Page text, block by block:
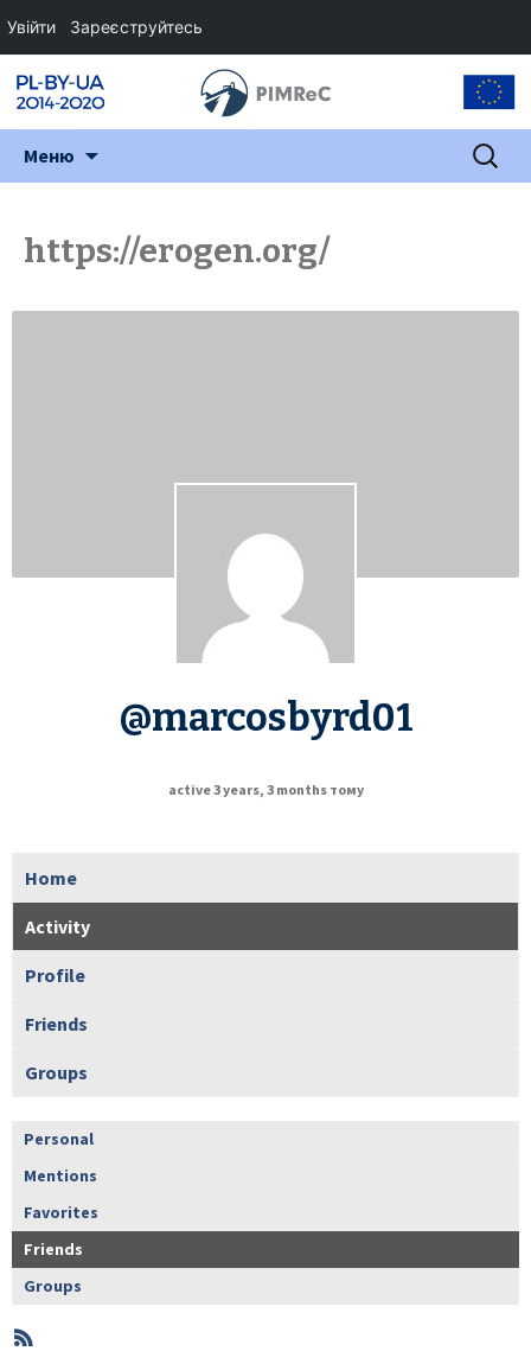
Меню Пошук:
https://erogen.org/
@marcosbyrd01
active 3 years, 3 months тому
Home
Activity
Profile
Friends
Groups
Personal
Mentions
Favorites
Friends
Groups
Увійти Зареєструйтесь